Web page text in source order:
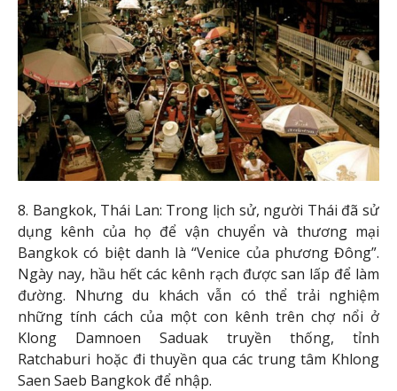
8. Bangkok, Thái Lan: Trong lịch sử, người Thái đã sử
dụng kênh của họ để vận chuyển và thương mại
Bangkok có biệt danh là “Venice của phương Đông”.
Ngày nay, hầu hết các kênh rạch được san lấp để làm
đường. Nhưng du khách vẫn có thể trải nghiệm
những tính cách của một con kênh trên chợ nổi ở
Klong Damnoen Saduak truyền thống, tỉnh
Ratchaburi hoặc đi thuyền qua các trung tâm Khlong
Saen Saeb Bangkok để nhập.